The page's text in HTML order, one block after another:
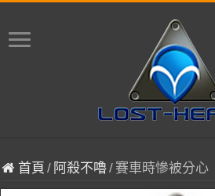
首頁 / 阿殺不嚕/ 賽車時慘被分心